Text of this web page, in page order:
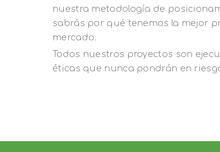
nuestra metodología de
sabrás por qué tenemos la mejor
mercado.
Todos nuestros proyectos son
éticas que nunca pondrán en